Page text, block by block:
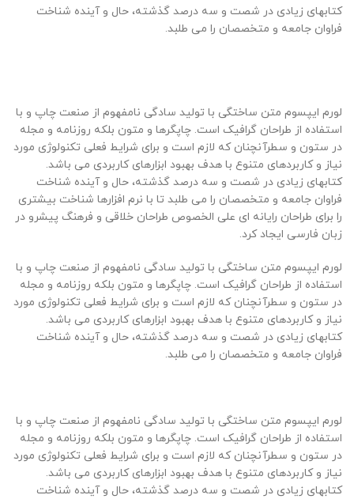
کتابهای زیادی در شصت و سه درصد گذشته، حال و آینده شناخت
فراوان جامعه و متخصصان را می طلبد.
لورم ایپسوم متن ساختگی با تولید سادگی نامفهوم از صنعت چاپ و با
استفاده از طراحان گرافیک است. چاپگرها و متون بلکه روزنامه و مجله
در ستون و سطرآنچنان که لازم است و برای شرایط فعلی تکنولوژی مورد
نیاز و کاربردهای متنوع با هدف بهبود ابزارهای کاربردی می باشد.
کتابهای زیادی در شصت و سه درصد گذشته، حال و آینده شناخت
فراوان جامعه و متخصصان را می طلبد تا با نرم افزارها شناخت بیشتری
را برای طراحان رایانه ای علی الخصوص طراحان خلاقی و فرهنگ پیشرو در
زبان فارسی ایجاد کرد.
لورم ایپسوم متن ساختگی با تولید سادگی نامفهوم از صنعت چاپ و با
استفاده از طراحان گرافیک است. چاپگرها و متون بلکه روزنامه و مجله
در ستون و سطرآنچنان که لازم است و برای شرایط فعلی تکنولوژی مورد
نیاز و کاربردهای متنوع با هدف بهبود ابزارهای کاربردی می باشد.
کتابهای زیادی در شصت و سه درصد گذشته، حال و آینده شناخت
فراوان جامعه و متخصصان را می طلبد.
لورم ایپسوم متن ساختگی با تولید سادگی نامفهوم از صنعت چاپ و با
استفاده از طراحان گرافیک است. چاپگرها و متون بلکه روزنامه و مجله
در ستون و سطرآنچنان که لازم است و برای شرایط فعلی تکنولوژی مورد
نیاز و کاربردهای متنوع با هدف بهبود ابزارهای کاربردی می باشد.
کتابهای زیادی در شصت و سه درصد گذشته، حال و آینده شناخت